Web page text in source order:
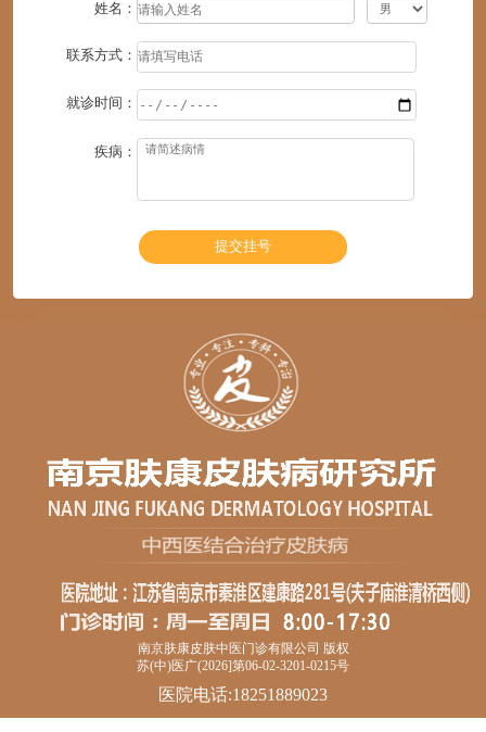
姓名：
联系方式：
就诊时间：
疾病：
南京肤康皮肤中医门诊有限公司 版权
苏(中)医广(2026]第06-02-3201-0215号
医院电话:18251889023